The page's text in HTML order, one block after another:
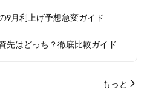
9月利上げ予想急変ガイド
先はどっち？徹底比較ガイド
もっと